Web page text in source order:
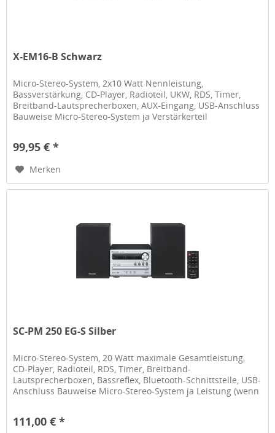
X-EM16-B Schwarz
Micro-Stereo-System, 2x10 Watt Nennleistung,
Bassverstärkung, CD-Player, Radioteil, UKW, RDS, Timer,
Breitband-Lautsprecherboxen, AUX-Eingang, USB-Anschluss
Bauweise Micro-Stereo-System ja Verstärkerteil
99,95 € *
Merken
SC-PM 250 EG-S Silber
Micro-Stereo-System, 20 Watt maximale Gesamtleistung,
CD-Player, Radioteil, RDS, Timer, Breitband-
Lautsprecherboxen, Bassreflex, Bluetooth-Schnittstelle, USB-
Anschluss Bauweise Micro-Stereo-System ja Leistung (wenn
111,00 € *